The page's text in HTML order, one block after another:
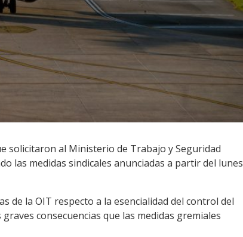
solicitaron al Ministerio de Trabajo y Seguridad
las medidas sindicales anunciadas a partir del lunes
de la OIT respecto a la esencialidad del control del
consecuencias que las medidas gremiales